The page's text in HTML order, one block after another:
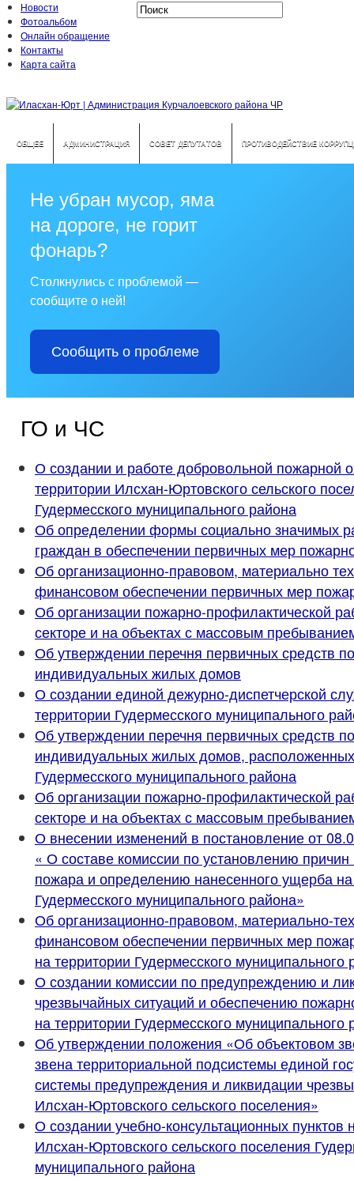
Новости
Фотоальбом
Онлайн обращение
Контакты
Карта сайта
ОБЩЕЕ АДМИНИСТРАЦИЯ СОВЕТ ДЕПУТАТОВ ПРОТИВОДЕЙСТВИЕ
Не убран мусор, яма
на дороге, не горит
фонарь?
Столкнулись с проблемой —
сообщите о ней!
Сообщить о проблеме
ГО и ЧС
О создании и работе добровольной пожарной
территории Илсхан-Юртовского сельского
Гудермесского муниципального района
Об определении формы социально значимых
граждан в обеспечении первичных мер
Об организационно-правовом, материально
финансовом обеспечении первичных мер
Об организации пожарно-профилактической
секторе и на объектах с массовым
Об утверждении перечня первичных средств
индивидуальных жилых домов
О создании единой дежурно-диспетчерской
территории Гудермесского муниципального
Об утверждении перечня первичных средств
индивидуальных жилых домов,
Гудермесского муниципального района
Об организации пожарно-профилактической
секторе и на объектах с массовым
О внесении изменений в постановление от
« О составе комиссии по установлению причин
пожара и определению нанесенного ущерба
Гудермесского муниципального района»
Об организационно-правовом, материально-
финансовом обеспечении первичных мер
на территории Гудермесского муниципального
О создании комиссии по предупреждению и
чрезвычайных ситуаций и обеспечению
на территории Гудермесского муниципального
Об утверждении положения «Об объектовом
звена территориальной подсистемы единой
системы предупреждения и ликвидации
Илсхан-Юртовского сельского поселения»
О создании учебно-консультационных пунктов
Илсхан-Юртовского сельского поселения
муниципального района